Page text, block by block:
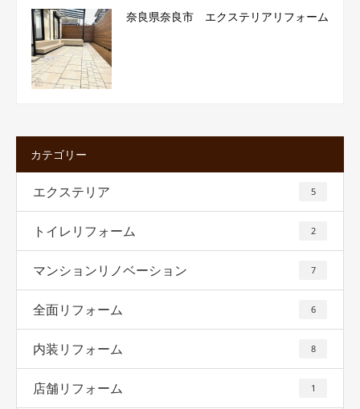
奈良県奈良市 エクステリアリフォーム
カテゴリー
エクステリア 5
トイレリフォーム 2
マンションリノベーション 7
全面リフォーム 6
内装リフォーム 8
店舗リフォーム 1